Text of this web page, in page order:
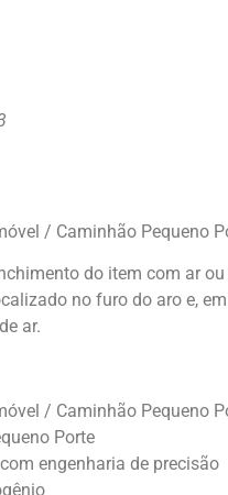
/ Caminhão Pequeno
do item com ar
no furo do aro e,
ar.
/ Caminhão Pequeno
Porte
engenharia de precisão